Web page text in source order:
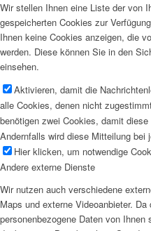
Wir stellen Ihnen eine Liste der von
gespeicherten Cookies zur
Ihnen keine Cookies anzeigen, die
werden. Diese können Sie in den
einsehen.
Aktivieren, damit die
alle Cookies, denen nicht
benötigen zwei Cookies, damit
Andernfalls wird diese Mitteilung bei
Hier klicken, um notwendige
Andere externe Dienste
Wir nutzen auch verschiedene
Maps und externe Videoanbieter.
personenbezogene Daten von